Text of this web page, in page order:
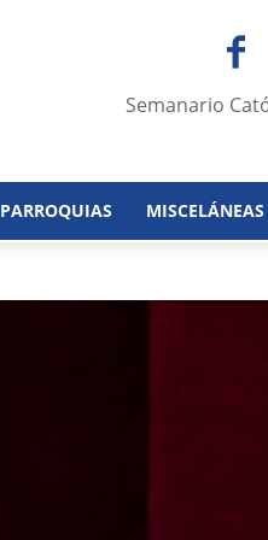
Semanario
PARROQUIAS MISCELÁNEAS